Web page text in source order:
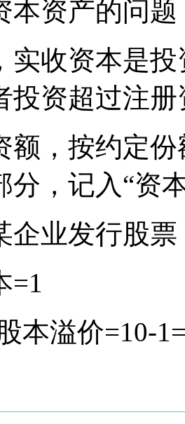
本资产的问题
实收资本是
投资超过注
额，按约定
分，记入“
企业发行股
=1
本溢价=10-